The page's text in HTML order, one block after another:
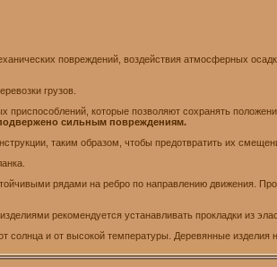
повреждений, воздействия атмосферных
грузов.
которые позволяют сохранять
сильным повреждениям.
таким образом, чтобы предотвратить их
рядами на ребро по направлению движения.
рекомендуется устанавливать прокладки из
и от высокой температуры. Деревянные изделия